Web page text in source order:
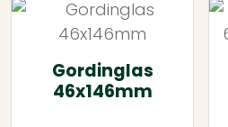
Gordinglas
46x146mm